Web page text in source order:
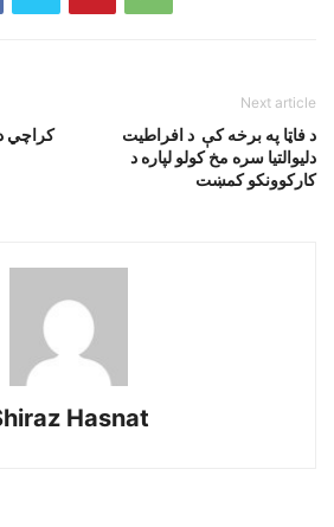
کراچي د
Next article
د فاټا په برخه کې د افراطيت
دليوالتيا سره مخ کولو لپاره د
کارکوونکو کمښت
Hasnat